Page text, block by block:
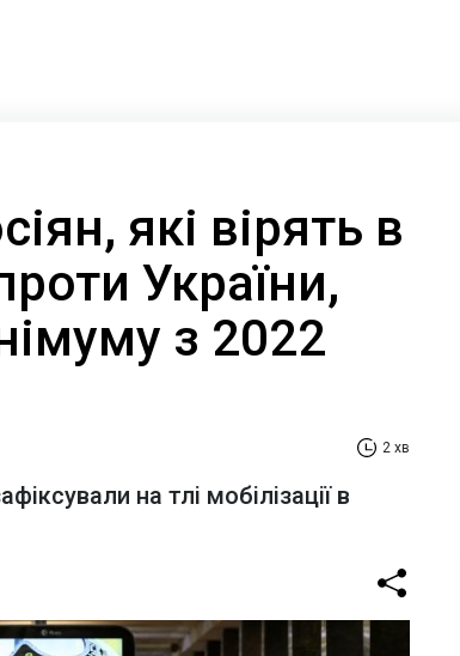
які вірять в
України,
з 2022
2 хв
на тлі мобілізації в